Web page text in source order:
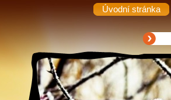
Úvodní stránka